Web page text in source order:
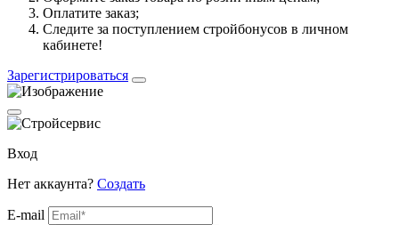
Оплатите заказ;
Следите за поступлением стройбонусов в личном
кабинете!
Зарегистрироваться
Вход
Нет аккаунта? Создать
E-mail